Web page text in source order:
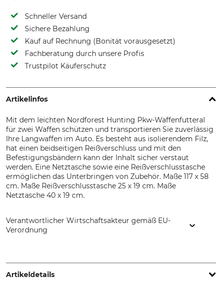
Schneller Versand
Sichere Bezahlung
Kauf auf Rechnung (Bonität vorausgesetzt)
Fachberatung durch unsere Profis
Trustpilot Käuferschutz
Artikelinfos
Mit dem leichten Nordforest Hunting Pkw-Waffenfutteral
für zwei Waffen schützen und transportieren Sie zuverlässig
Ihre Langwaffen im Auto. Es besteht aus isolierendem Filz,
hat einen beidseitigen Reißverschluss und mit den
Befestigungsbändern kann der Inhalt sicher verstaut
werden. Eine Netztasche sowie eine Reißverschlusstasche
ermöglichen das Unterbringen von Zubehör. Maße 117 x 58
cm. Maße Reißverschlusstasche 25 x 19 cm. Maße
Netztasche 40 x 19 cm.
Verantwortlicher Wirtschaftsakteur gemäß EU-
Verordnung
www.grube.de
Artikeldetails